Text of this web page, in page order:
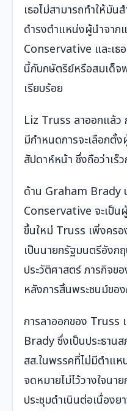
เธอไม่สามารถทำให้มันส
ดำรงตำแหน่งผู้นำจาก
Conservative และเธ
นี้กับกษัตริย์หรือสมเด็จ
เรียบร้อย
Liz Truss ลาออกแล้ว
มีกำหนดการจะเลือกตั้
สัปดาห์หน้า ซึ่งถือว่าเร็
ด้าน Graham Brady
Conservative จะเป็น
ขึ้นใหม่ Truss เพิ่งครอ
เป็นนายกรัฐมนตรีอังก
ประวัติศาสตร์ ภารกิจข
หลังการสิ้นพระชนม์ขอ
การลาออกของ Truss
Brady ซึ่งเป็นประธาน
สส.ในพรรคที่ไม่มีตำแ
จดหมายไม่ไว้วางใจนา
ประชุมดำเนินต่อเนื่อง